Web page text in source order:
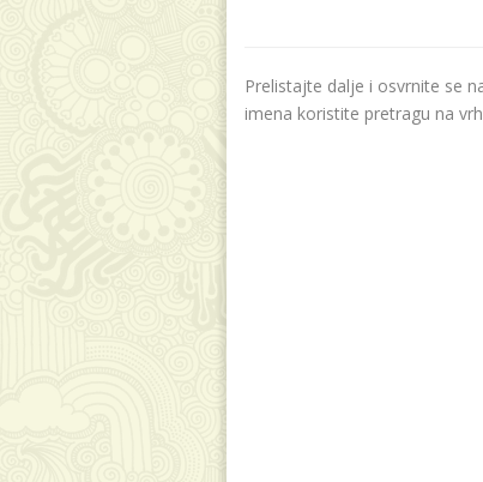
Prelistajte dalje i osvrnite se
imena koristite pretragu na